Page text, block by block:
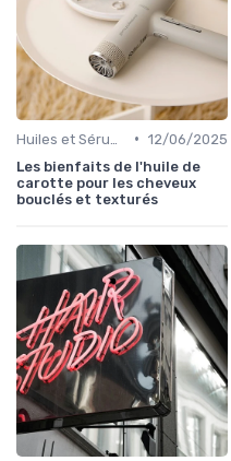
• 12/06/2025
Les bienfaits de l'huile de
carotte pour les cheveux
bouclés et texturés